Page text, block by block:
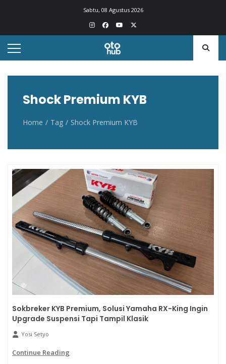
Sabtu, 08 Agustus 2026
Otohub.co
Portal berita otomotif Indonesia terkini
Shock Premium KYB
Home Tag Shock Premium KYB
Sokbreker KYB Premium, Solusi Yamaha RX-King Ingin
Upgrade Suspensi Tapi Tampil Klasik
Yosi Setyo
Continue Reading